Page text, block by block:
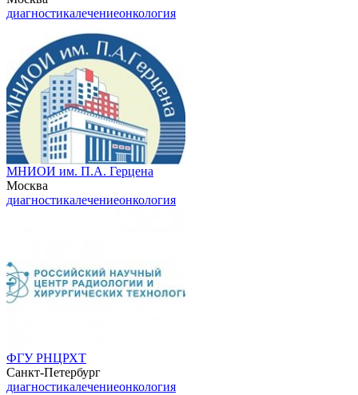
диагностикалечениеонкология
МНИОИ им. П.А. Герцена
Москва
диагностикалечениеонкология
ФГУ РНЦРХТ
Санкт-Петербург
диагностикалечениеонкология